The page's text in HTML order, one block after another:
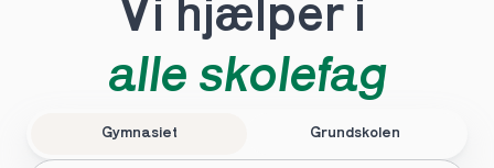
Vi hjælper i
alle skolefag
Gymnasiet Grundskolen